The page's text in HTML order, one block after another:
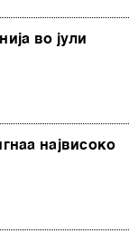
во јули
највисоко